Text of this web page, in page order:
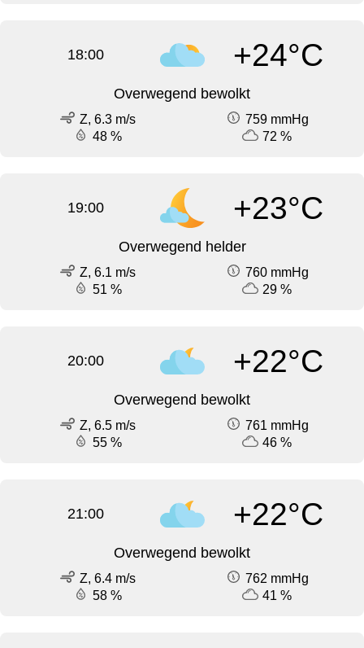
18:00 +24°C
Overwegend bewolkt
Z, 6.3 m/s
759 mmHg
48 %
72 %
19:00 +23°C
Overwegend helder
Z, 6.1 m/s
760 mmHg
51 %
29 %
20:00 +22°C
Overwegend bewolkt
Z, 6.5 m/s
761 mmHg
55 %
46 %
21:00 +22°C
Overwegend bewolkt
Z, 6.4 m/s
762 mmHg
58 %
41 %